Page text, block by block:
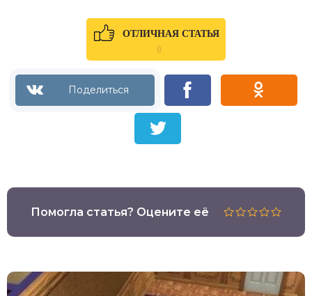
ОТЛИЧНАЯ СТАТЬЯ
0
Помогла статья? Оцените её